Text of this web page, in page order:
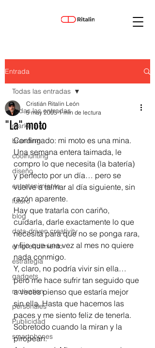
Entrada
Todas las entradas
marketing
branding
coolhunting
diseño
entretenimiento
futuro
blog
data-driven creativity
emprendimiento
estrategia
gadgets
motivation
personales
Publicidad
smartphones
Todas las entradas
"La" moto
Cristián Ritalin León
5 may 2005 1 min de lectura
Confirmado: mi moto es una mina.
Una semana entera taimada, le
compro lo que necesita (la batería)
y perfecto por un día… pero se
vuelve a taimar al día siguiente, sin
razón aparente.
Hay que tratarla con cariño,
cuidarla, darle exactamente lo que
necesita para que no se ponga rara,
y fijo que una vez al mes no quiere
nada conmigo.
Y, claro, no podría vivir sin ella…
pero me hace sufrir tan seguido que
a veces pienso que estaría mejor
sin ella. Hasta que hacemos las
paces y me siento feliz de tenerla.
Sobretodo cuando la miran y la
piropean.